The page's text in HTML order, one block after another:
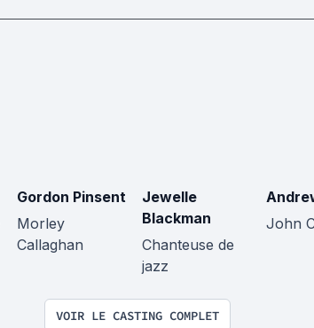
Gordon Pinsent
Morley
Callaghan
Jewelle
Blackman
Chanteuse de
jazz
John
VOIR LE CASTING COMPLET